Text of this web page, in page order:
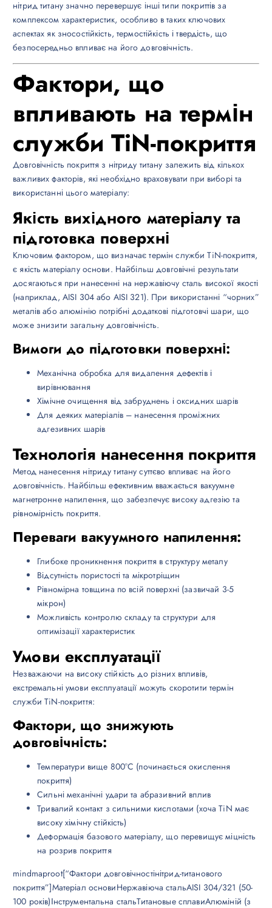
нітрид титану значно перевершує інші типи покриттів за
комплексом характеристик, особливо в таких ключових
аспектах як зносостійкість, термостійкість і твердість, що
безпосередньо впливає на його довговічність.
Фактори, що
впливають на термін
служби TiN-покриття
Довговічність покриття з нітриду титану залежить від кількох
важливих факторів, які необхідно враховувати при виборі та
використанні цього матеріалу:
Якість вихідного матеріалу та
підготовка поверхні
Ключовим фактором, що визначає термін служби TiN-покриття,
є якість матеріалу основи. Найбільш довговічні результати
досягаються при нанесенні на нержавіючу сталь високої якості
(наприклад, AISI 304 або AISI 321). При використанні “чорних”
металів або алюмінію потрібні додаткові підготовчі шари, що
може знизити загальну довговічність.
Вимоги до підготовки поверхні:
Механічна обробка для видалення дефектів і
вирівнювання
Хімічне очищення від забруднень і оксидних шарів
Для деяких матеріалів – нанесення проміжних
адгезивних шарів
Технологія нанесення покриття
Метод нанесення нітриду титану суттєво впливає на його
довговічність. Найбільш ефективним вважається вакуумне
магнетронне напилення, що забезпечує високу адгезію та
рівномірність покриття.
Переваги вакуумного напилення:
Глибоке проникнення покриття в структуру металу
Відсутність пористості та мікротріщин
Рівномірна товщина по всій поверхні (зазвичай 3-5
мікрон)
Можливість контролю складу та структури для
оптимізації характеристик
Умови експлуатації
Незважаючи на високу стійкість до різних впливів,
екстремальні умови експлуатації можуть скоротити термін
служби TiN-покриття:
Фактори, що знижують
довговічність:
Температури вище 800°C (починається окислення
покриття)
Сильні механічні удари та абразивний вплив
Тривалий контакт з сильними кислотами (хоча TiN має
високу хімічну стійкість)
Деформація базового матеріалу, що перевищує міцність
на розрив покриття
mindmaproot[“Фактори довговічностінітрид-титанового
покриття”]Матеріал основиНержавіюча стальAISI 304/321 (50-
100 років)Інструментальна стальТитановые сплавиАлюміній (з